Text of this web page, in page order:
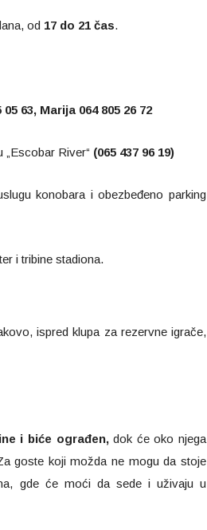
od 17 do 21 čas.
63, Marija 064 805 26 72
River“ (065 437 96 19)
konobara i obezbeđeno parking
i tribine stadiona.
ispred klupa za rezervne igrače,
i biće ograđen,dok će oko njega
goste koji možda ne mogu da stoje
gde će moći da sede i uživaju u